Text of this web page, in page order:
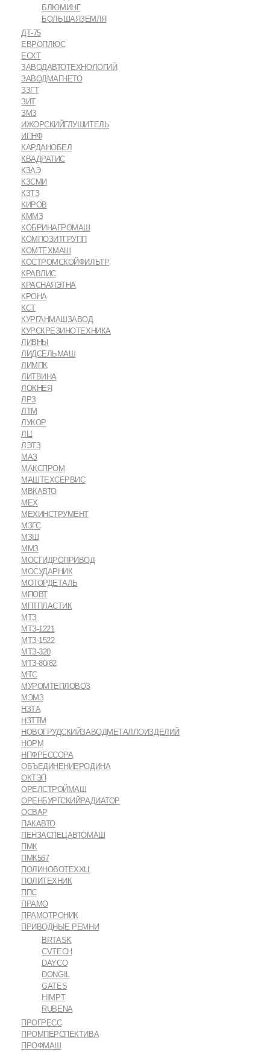
БЛЮМИНГ
БОЛЬШАЯЗЕМЛЯ
ДТ-75
ЕВРОПЛЮС
ЕСХТ
ЗАВОДАВТОТЕХНОЛОГИЙ
ЗАВОДМАГНЕТО
ЗЗГТ
ЗИТ
ЗМЗ
ИЖОРСКИЙГЛУШИТЕЛЬ
ИПНФ
КАРДАНОБЕЛ
КВАДРАТИС
КЗАЭ
КЗСМИ
КЗТЗ
КИРОВ
КММЗ
КОБРИНАГРОМАШ
КОМПОЗИТГРУПП
КОМТЕХМАШ
КОСТРОМСКОЙФИЛЬТР
КРАВЛИС
КРАСНАЯЭТНА
КРОНА
КСТ
КУРГАНМАШЗАВОД
КУРСКРЕЗИНОТЕХНИКА
ЛИВНЫ
ЛИДСЕЛЬМАШ
ЛИМПК
ЛИТВИНА
ЛОКНЕЯ
ЛРЗ
ЛТМ
ЛУКОР
ЛЦ
ЛЭТЗ
МАЗ
МАКСПРОМ
МАШТЕХСЕРВИС
МВКАВТО
МЕХ
МЕХИНСТРУМЕНТ
МЗГС
МЗШ
ММЗ
МОСГИДРОПРИВОД
МОСУДАРНИК
МОТОРДЕТАЛЬ
МПОВТ
МПТПЛАСТИК
МТЗ
МТЗ-1221
МТЗ-1522
МТЗ-320
МТЗ-80/82
МТС
МУРОМТЕПЛОВОЗ
МЭМЗ
НЗТА
НЗТТМ
НОВОГРУДСКИЙЗАВОДМЕТАЛЛОИЗДЕЛИЙ
НОРМ
НПФРЕССОРА
ОБЪЕДИНЕНИЕРОДИНА
ОКТЭП
ОРЕЛСТРОЙМАШ
ОРЕНБУРГСКИЙРАДИАТОР
ОСВАР
ПАКАВТО
ПЕНЗАСПЕЦАВТОМАШ
ПМК
ПМК567
ПОЛИНОВОТЕХХЦ
ПОЛИТЕХНИК
ППС
ПРАМО
ПРАМОТРОНИК
ПРИВОДНЫЕ РЕМНИ
BRTASK
CVTECH
DAYCO
DONGIL
GATES
HIMPT
RUBENA
ПРОГРЕСС
ПРОМПЕРСПЕКТИВА
ПРОФМАШ